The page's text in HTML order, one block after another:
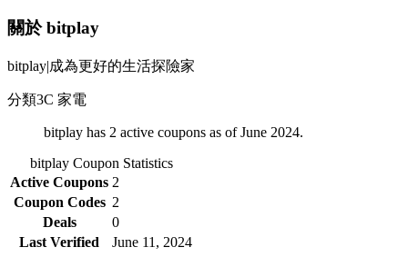
關於 bitplay
bitplay|成為更好的生活探險家
分類3C 家電
bitplay has 2 active coupons as of June 2024.
bitplayCoupon Statistics
Active Coupons 2
Coupon Codes 2
Deals
0
Last Verified
June 11, 2024